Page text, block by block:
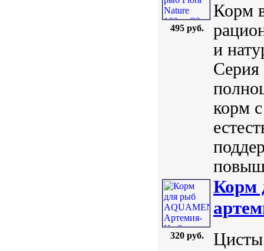
495 руб.
Корм
и
Серия
корм
320 руб.
Корм